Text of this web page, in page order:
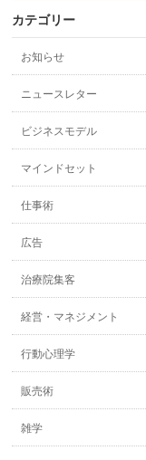
カテゴリー
お知らせ
ニュースレター
ビジネスモデル
マインドセット
仕事術
広告
治療院集客
経営・マネジメント
行動心理学
販売術
雑学